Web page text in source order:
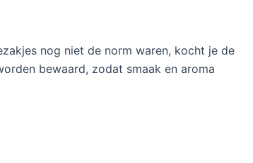
nog niet de norm waren, kocht je de
bewaard, zodat smaak en aroma